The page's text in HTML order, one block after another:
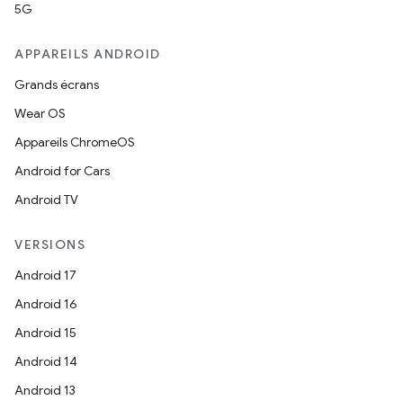
5G
APPAREILS ANDROID
Grands écrans
Wear OS
Appareils ChromeOS
Android for Cars
Android TV
VERSIONS
Android 17
Android 16
Android 15
Android 14
Android 13